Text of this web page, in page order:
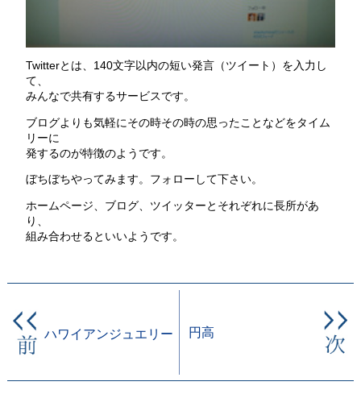
Twitterとは、140文字以内の短い発言（ツイート）を入力し
て、
みんなで共有するサービスです。
ブログよりも気軽にその時その時の思ったことなどをタイム
リーに
発するのが特徴のようです。
ぼちぼちやってみます。フォローして下さい。
ホームページ、ブログ、ツイッターとそれぞれに長所があ
り、
組み合わせるといいようです。
ハワイアンジュエリー 円高